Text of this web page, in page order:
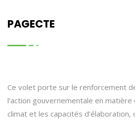
PAGECTE
Ce volet porte sur le renforcement
l’action gouvernementale en
climat et les capacités